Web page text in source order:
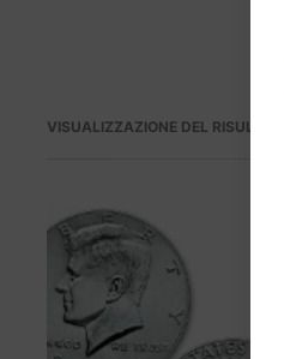
VISUALIZZAZIONE DEL RISULTATO